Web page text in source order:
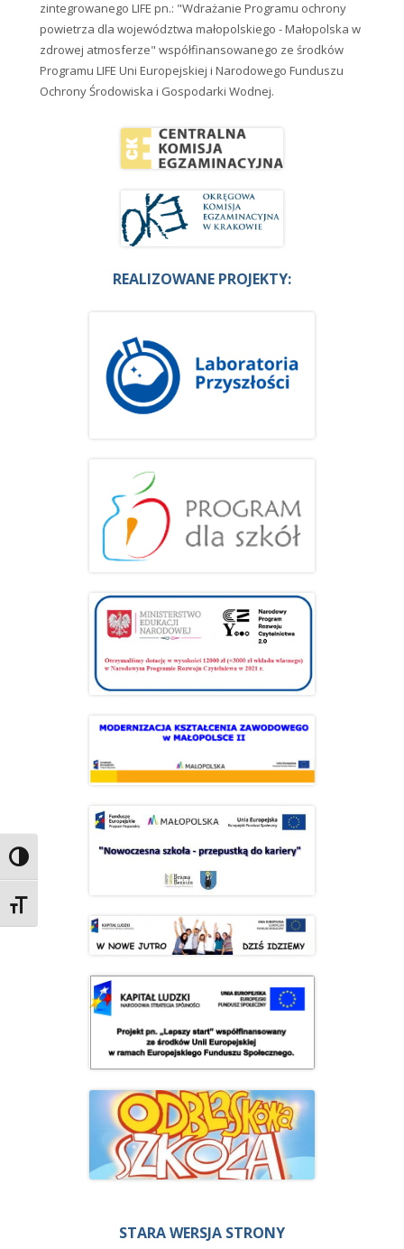
Przełącz wysoki kontrast
Zmień rozmiar czcionek
zintegrowanego LIFE pn.: "Wdrażanie Programu ochrony
powietrza dla województwa małopolskiego - Małopolska w
zdrowej atmosferze" współfinansowanego ze środków
Programu LIFE Uni Europejskiej i Narodowego Funduszu
Ochrony Środowiska i Gospodarki Wodnej.
REALIZOWANE PROJEKTY:
STARA WERSJA STRONY